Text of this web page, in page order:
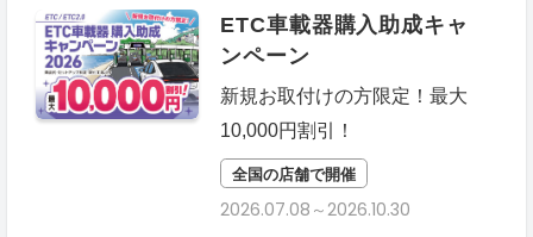
ETC車載器購入助成キャ
ンペーン
新規お取付けの方限定！最大
10,000円割引！
全国の店舗で開催
2026.07.08～2026.10.30